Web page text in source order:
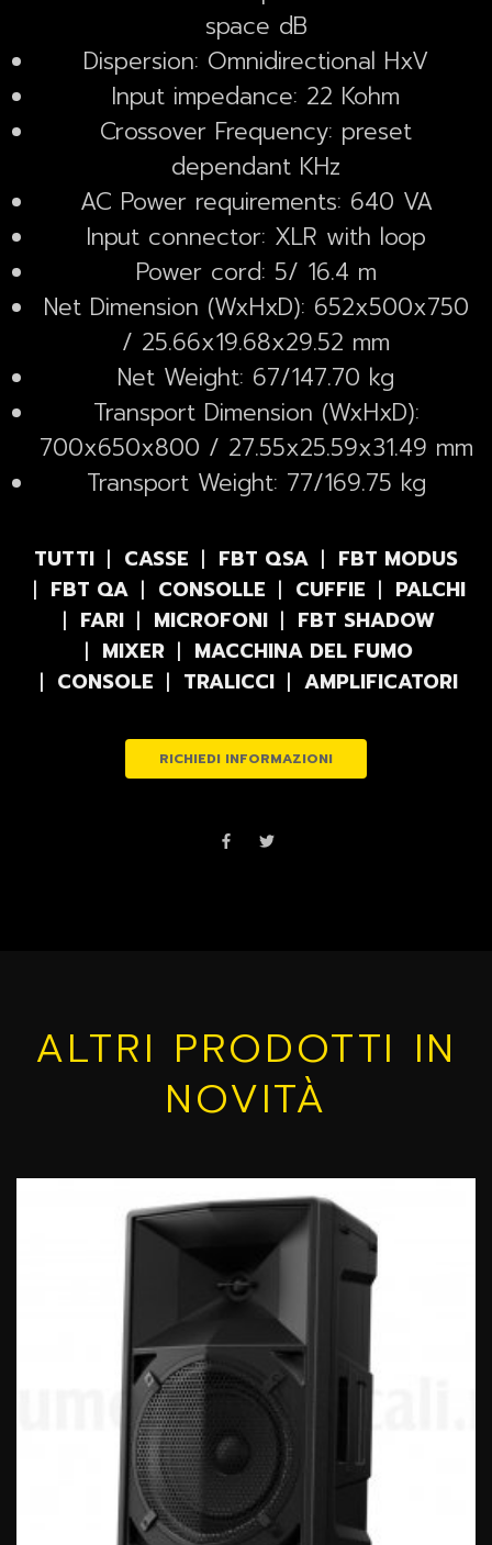
space dB
Dispersion: Omnidirectional HxV
Input impedance: 22 Kohm
Crossover Frequency: preset
dependant KHz
AC Power requirements: 640 VA
Input connector: XLR with loop
Power cord: 5/ 16.4 m
Net Dimension (WxHxD): 652x500x750
/ 25.66x19.68x29.52 mm
Net Weight: 67/147.70 kg
Transport Dimension (WxHxD):
700x650x800 / 27.55x25.59x31.49 mm
Transport Weight: 77/169.75 kg
TUTTI CASSE FBT QSA
FBT MODUS
FBT QA
CONSOLLE CUFFIE
PALCHI
FARI
MICROFONI
FBT SHADOW
MIXER
MACCHINA DEL FUMO
CONSOLE
TRALICCI AMPLIFICATORI
RICHIEDI INFORMAZIONI
ALTRI PRODOTTI IN
NOVITÀ